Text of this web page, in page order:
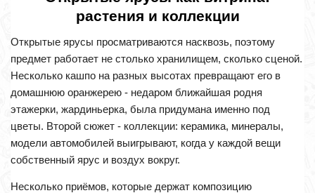
растения и коллекции
Открытые ярусы просматриваются насквозь, поэтому
предмет работает не столько хранилищем, сколько сценой.
Несколько кашпо на разных высотах превращают его в
домашнюю оранжерею - недаром ближайшая родня
этажерки, жардиньерка, была придумана именно под
цветы. Второй сюжет - коллекции: керамика, минералы,
модели автомобилей выигрывают, когда у каждой вещи
собственный ярус и воздух вокруг.
Несколько приёмов, которые держат композицию